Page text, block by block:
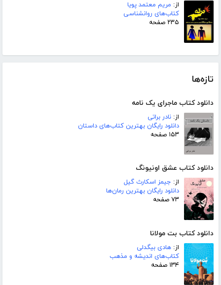
از: مریم معتمد پویا
کتاب‌های روانشناسی
۲۳۵ صفحه
تازه‌ها
دانلود کتاب ماجرای یک نامه
از: نادر براتی
دانلود رایگان بهترین کتاب‌های داستان
۱۵۳ صفحه
دانلود کتاب عشق اونیونگ
از: جیمز اسکارث گیل
دانلود رایگان بهترین رمان‌ها
۷۳ صفحه
دانلود کتاب بت مولانا
از: هادی بیگدلی
کتاب‌های اندیشه و مذهب
۱۳۴ صفحه